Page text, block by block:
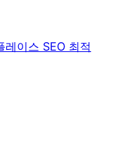
레이스 SEO 최적